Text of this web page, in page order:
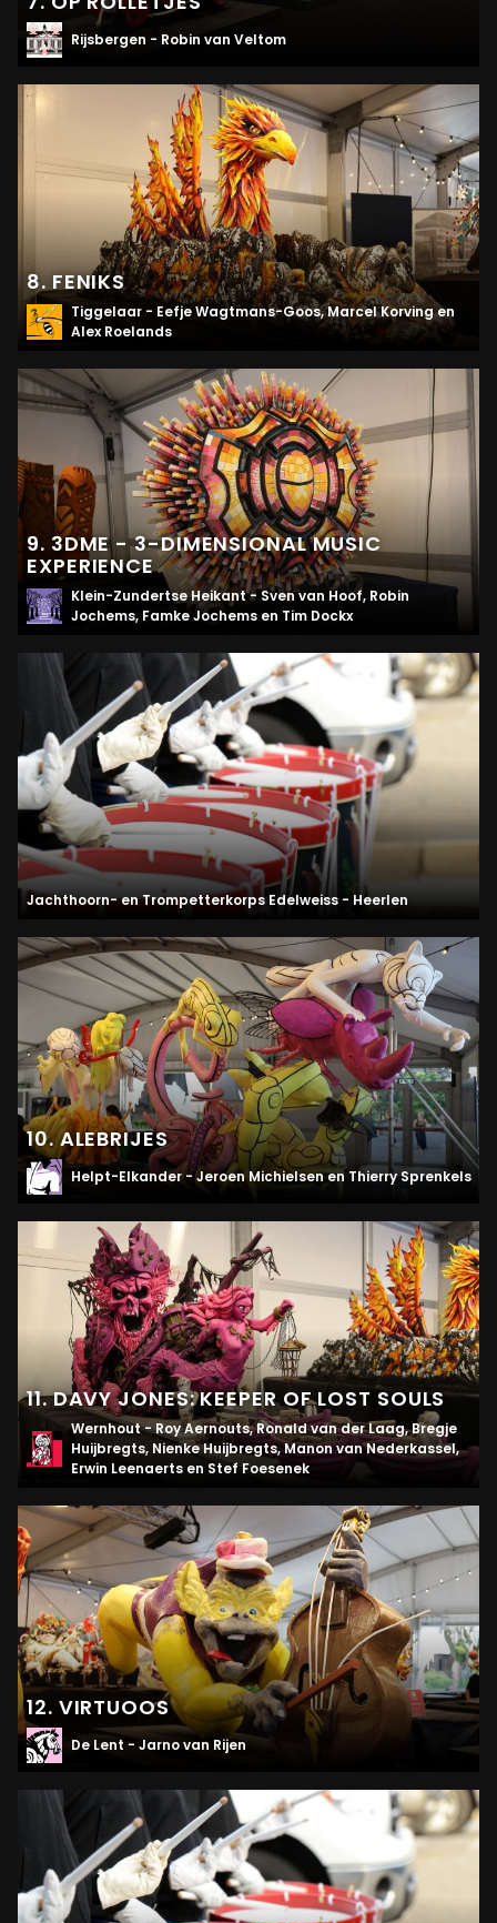
Rijsbergen - Robin van Veltom
8. FENIKS
Tiggelaar - Eefje Wagtmans-Goos, Marcel Korving en
Alex Roelands
9. 3DME - 3-DIMENSIONAL MUSIC
EXPERIENCE
Klein-Zundertse Heikant - Sven van Hoof, Robin
Jochems, Famke Jochems en Tim Dockx
Jachthoorn- en Trompetterkorps Edelweiss - Heerlen
10. ALEBRIJES
Helpt-Elkander - Jeroen Michielsen en Thierry Sprenkels
11. DAVY JONES: KEEPER OF LOST SOULS
Wernhout - Roy Aernouts, Ronald van der Laag, Bregje
Huijbregts, Nienke Huijbregts, Manon van Nederkassel,
Erwin Leenaerts en Stef Foesenek
12. VIRTUOOS
De Lent - Jarno van Rijen